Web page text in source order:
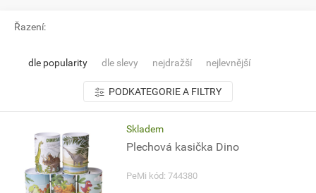
Řazení:
dle popularity dle slevy nejdražší nejlevnější
PODKATEGORIE A FILTRY
Skladem
Plechová kasička Dino
PeMi kód: 744380